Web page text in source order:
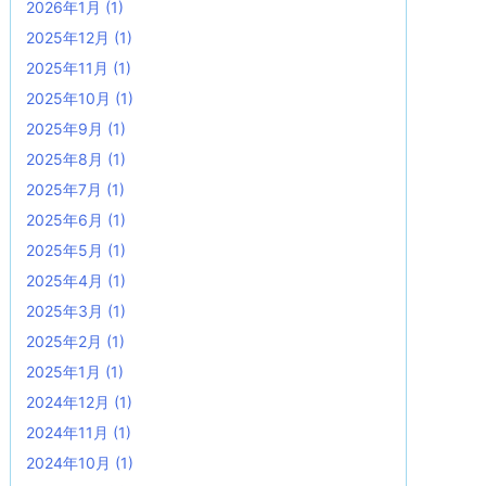
2026年1月 (1)
2025年12月 (1)
2025年11月 (1)
2025年10月 (1)
2025年9月 (1)
2025年8月 (1)
2025年7月 (1)
2025年6月 (1)
2025年5月 (1)
2025年4月 (1)
2025年3月 (1)
2025年2月 (1)
2025年1月 (1)
2024年12月 (1)
2024年11月 (1)
2024年10月 (1)